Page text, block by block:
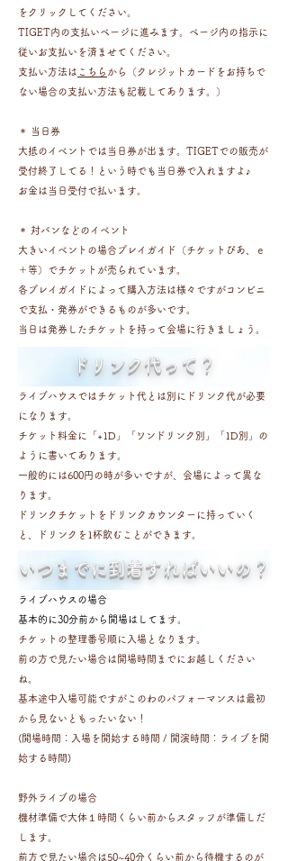
をクリックしてください。
TIGET内の支払いページに進みます。 ページ内の指示に
従いお支払いを済ませてください。
​支払い方法は こちら から（クレジットカードをお持ちで
ない場合の支払い方法も記載してあります。）
＊ 当日券
大抵のイベントでは当日券が出ます。TIGETでの販売が
受付終了してる！という時でも当日券で入れますよ♪
お金は当日受付で払います。
＊ 対バンなどのイベント
大きいイベントの場合プレイガイド（チケットぴあ、ｅ
＋等）でチケットが売られています。
各プレイガイドによって購入方法は様々ですがコンビニ
で支払・発券ができるものが多いです。
当日は発券したチケットを持って会場に行きましょう。
​ドリンク代って？
ライブハウスではチケット代とは別にドリンク代が必要
になります。
チケット料金に「+1D」「ワンドリンク別」「1D別」の
ように書いてあります。
一般的には600円の時が多いですが、会場によって異な
ります。
ドリンクチケットをドリンクカウンターに持っていく
と、ドリンクを1杯飲むことができます。
​いつまでに到着すればいいの？
ライブハウスの場合
基本的に30分前から開場はしてま す。
チケットの整理番号順に入場となります。
前の方で見たい場合は開場時間までにお越しください
ね。
基本途中入場可能ですがこのわのパフォーマンスは最初
から見ないともったいない！
(開場時間：入場を開始する時間 / 開演時間：ライブを開
始する時間)
野外ライブの場合
機材準備で大体１時間くらい前からスタッフが準備しだ
します。
前方で見たい場合は50~40分くらい前から待機するのが